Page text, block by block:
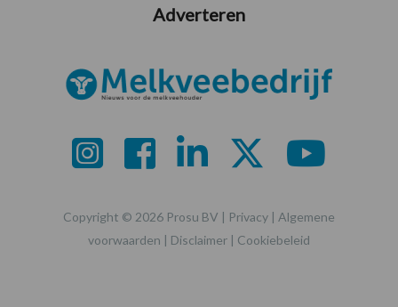
Adverteren
Copyright © 2026 Prosu BV | Privacy | Algemene
voorwaarden | Disclaimer | Cookiebeleid